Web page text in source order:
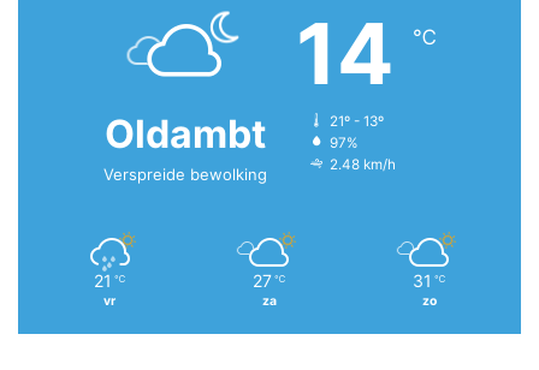
Oldambt
Verspreide bewolking
14 ℃
21º - 13º
97%
2.48 km/h
21 ℃
vr
27 ℃
za
31 ℃
zo